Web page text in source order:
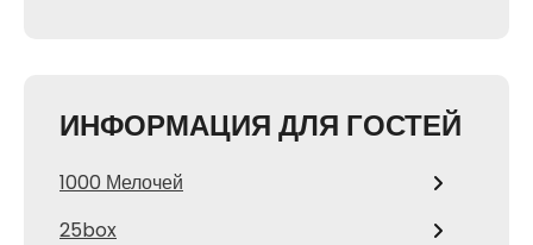
ИНФОРМАЦИЯ ДЛЯ ГОСТЕЙ
1000 Мелочей
25box